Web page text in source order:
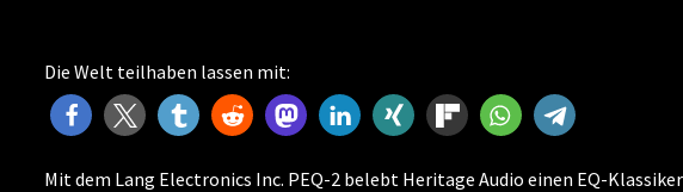
Die Welt teilhaben lassen mit:
Mit dem Lang Electronics Inc. PEQ-2 belebt Heritage Audio einen EQ-